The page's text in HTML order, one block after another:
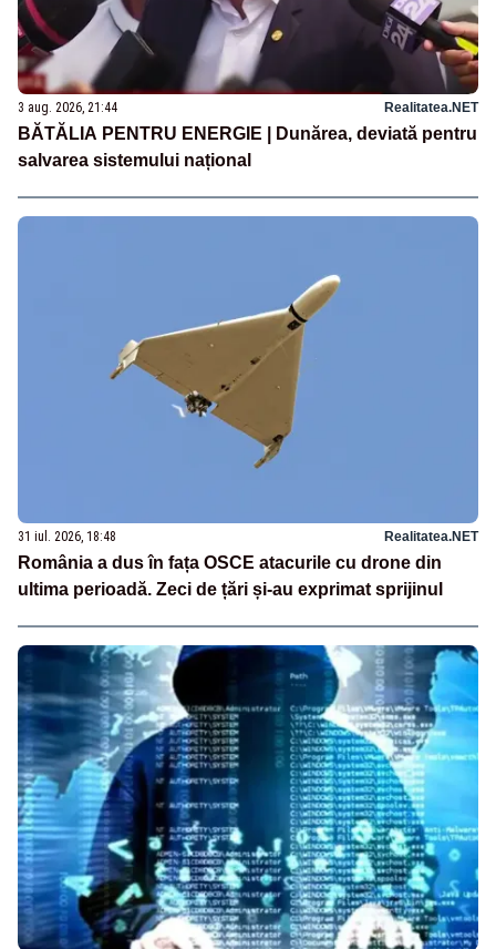
3 aug. 2026, 21:44 Realitatea.NET
BĂTĂLIA PENTRU ENERGIE | Dunărea, deviată pentru
salvarea sistemului național
31 iul. 2026, 18:48 Realitatea.NET
România a dus în fața OSCE atacurile cu drone din
ultima perioadă. Zeci de țări și-au exprimat sprijinul